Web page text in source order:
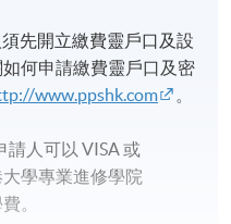
先開立繳費靈戶口及設
何申請繳費靈戶口及密
www.ppshk.com 。
人可以 VISA 或
學專業進修學院
。